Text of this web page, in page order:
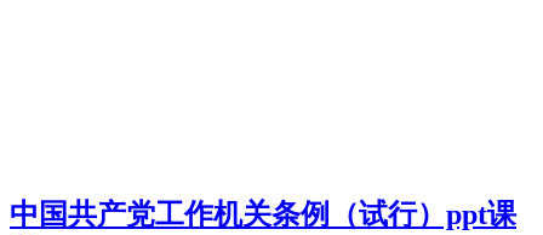
中国共产党工作机关条例（试行）ppt课